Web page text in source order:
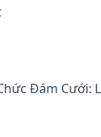
Đám Cưới: